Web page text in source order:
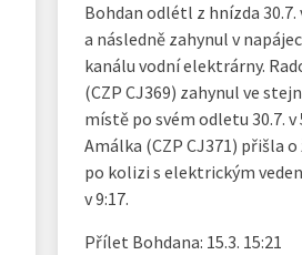
Bohdan odlétl z hnízda 30.7.
a následně zahynul v
kanálu vodní elektrárny.
(CZP CJ369) zahynul ve
místě po svém odletu 30.7. v
Amálka (CZP CJ371) přišla
po kolizi s elektrickým
v 9:17.
Přílet Bohdana: 15.3. 15:21